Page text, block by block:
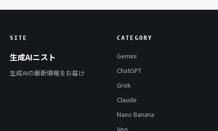
SITE
生成AIニスト
生成AIの最新情報をお届け
CATEGORY
Gemini
ChatGPT
Grok
Claude
Nano Banana
Veo